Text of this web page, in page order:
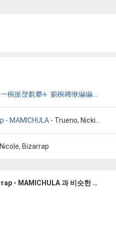
䈀椀稀愀爀爀愀瀀 ⴀ 䴀䄀䴀䤀䌀䠀唀䰀䄀
- MAMICHULA - Trueno, Nicki Nicole, Bizarrap - MAMICHULA
Bizarrap
Trueno, Nicki Nicole, Bizarrap - MAMICHULA 과 비슷한 벨소리들